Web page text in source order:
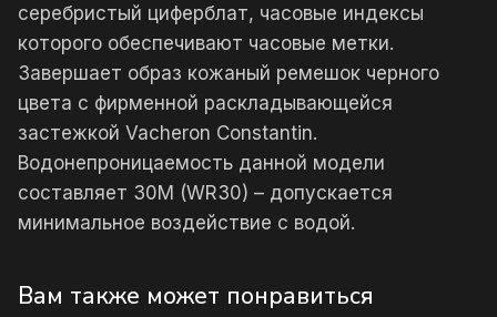
серебристый циферблат, часовые индексы
которого обеспечивают часовые метки.
Завершает образ кожаный ремешок черного
цвета с фирменной раскладывающейся
застежкой Vacheron Constantin.
Водонепроницаемость данной модели
составляет 30М (WR30) – допускается
минимальное воздействие с водой.
Вам также может понравиться